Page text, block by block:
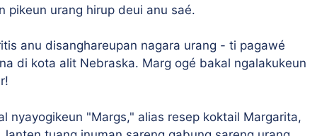
pikeun urang hirup deui anu saé.
anu disanghareupan nagara urang - ti pagawé
di kota alit Nebraska. Marg ogé bakal ngalakukeun
nyayogikeun "Margs," alias resep koktail Margarita,